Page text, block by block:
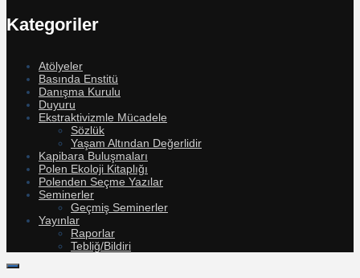
Kategoriler
Atölyeler
Basında Enstitü
Danışma Kurulu
Duyuru
Ekstraktivizmle Mücadele
Sözlük
Yaşam Altından Değerlidir
Kapibara Buluşmaları
Polen Ekoloji Kitaplığı
Polenden Seçme Yazılar
Seminerler
Geçmiş Seminerler
Yayınlar
Raporlar
Tebliğ/Bildiri